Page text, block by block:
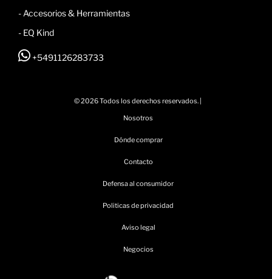
- Accesorios & Herramientas
- EQ Kind
+5491126283733
© 2026 Todos los derechos reservados. |
Nosotros
Dónde comprar
Contacto
Defensa al consumidor
Politicas de privacidad
Aviso legal
Negocios